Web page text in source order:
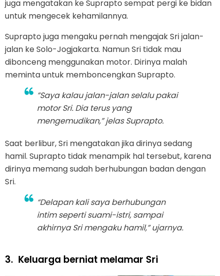
juga mengatakan ke Suprapto sempat pergi ke bidan
untuk mengecek kehamilannya.
Suprapto juga mengaku pernah mengajak Sri jalan-
jalan ke Solo-Jogjakarta. Namun Sri tidak mau
dibonceng menggunakan motor. Dirinya malah
meminta untuk memboncengkan Suprapto.
”Saya kalau jalan-jalan selalu pakai
motor Sri. Dia terus yang
mengemudikan,” jelas Suprapto.
Saat berlibur, Sri mengatakan jika dirinya sedang
hamil. Suprapto tidak menampik hal tersebut, karena
dirinya memang sudah berhubungan badan dengan
Sri.
“Delapan kali saya berhubungan
intim seperti suami-istri, sampai
akhirnya Sri mengaku hamil,” ujarnya.
3. Keluarga berniat melamar Sri